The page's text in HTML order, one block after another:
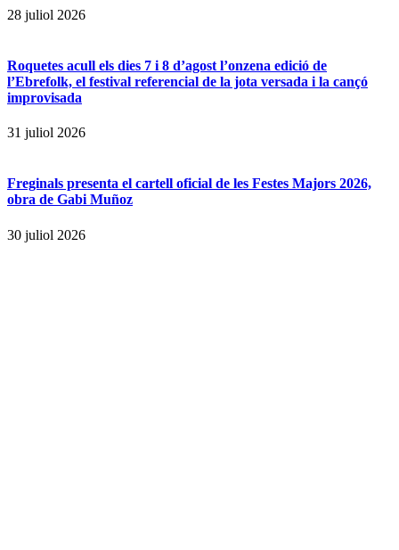
28 juliol 2026
Roquetes acull els dies 7 i 8 d’agost l’onzena edició de
l’Ebrefolk, el festival referencial de la jota versada i la cançó
improvisada
31 juliol 2026
Freginals presenta el cartell oficial de les Festes Majors 2026,
obra de Gabi Muñoz
30 juliol 2026